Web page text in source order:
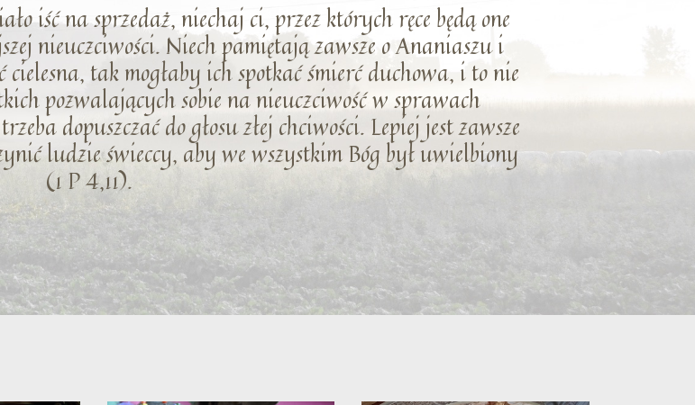
iść na sprzedaż, niechaj ci, przez których ręce będą one
nieuczciwości. Niech pamiętają zawsze o Ananiaszu i
tak mogłaby ich spotkać śmierć duchowa, i to nie
pozwalających sobie na nieuczciwość w sprawach
dopuszczać do głosu złej chciwości. Lepiej jest zawsze
ludzie świeccy, aby we wszystkim Bóg był uwielbiony
(1 P 4,11).